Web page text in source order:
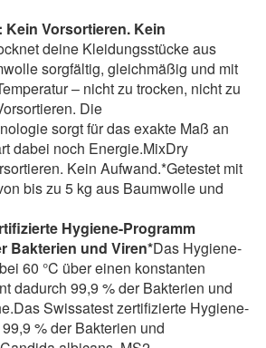
Kein Vorsortieren. Kein
deine Kleidungsstücke aus
sorgfältig, gleichmäßig und mit
– nicht zu trocken, nicht zu
Die
sorgt für das exakte Maß an
dabei noch Energie.MixDry
Kein Aufwand.*Getestet mit
bis zu 5 kg aus Baumwolle und
Hygiene-Programm
Bakterien und Viren*Das Hygiene-
60 °C über einen konstanten
dadurch 99,9 % der Bakterien und
Swissatest zertifizierte Hygiene-
% der Bakterien und